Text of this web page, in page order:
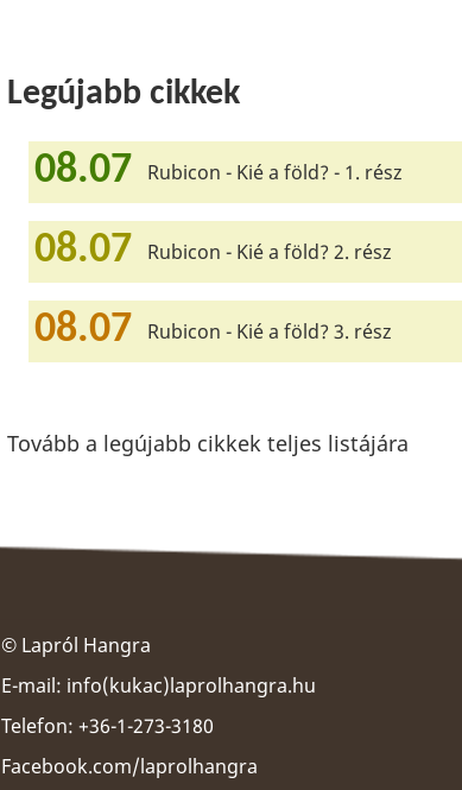
Legújabb cikkek
08.07 Rubicon - Kié a föld? - 1. rész
08.07 Rubicon - Kié a föld? 2. rész
08.07 Rubicon - Kié a föld? 3. rész
Tovább a legújabb cikkek teljes listájára
© Lapról Hangra
E-mail: info(kukac)laprolhangra.hu
Telefon: +36-1-273-3180
Facebook.com/laprolhangra